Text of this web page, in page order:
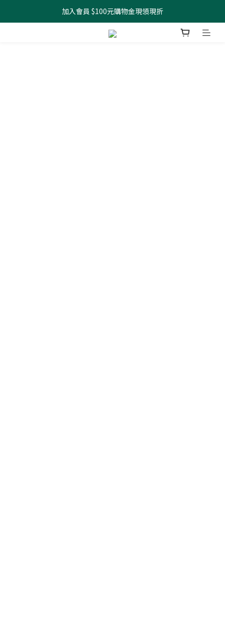
全館滿499元起 宅配免運
加入會員 $100元購物金現領現折
全館滿499元起 宅配免運